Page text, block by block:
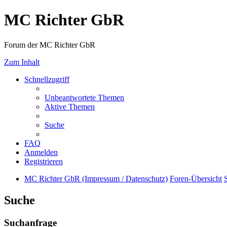
MC Richter GbR
Forum der MC Richter GbR
Zum Inhalt
Schnellzugriff
Unbeantwortete Themen
Aktive Themen
Suche
FAQ
Anmelden
Registrieren
MC Richter GbR (Impressum / Datenschutz) Foren-Übersicht
Suche
Suchanfrage